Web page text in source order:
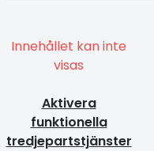
Innehållet kan inte
visas
Aktivera
funktionella
tredjepartstjänster